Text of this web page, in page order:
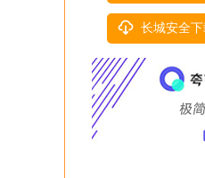
长城安全